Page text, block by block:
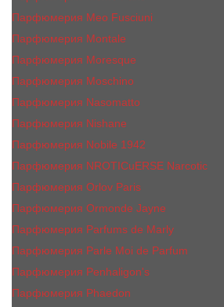
Парфюмерия Meo Fusciuni
Парфюмерия Montale
Парфюмерия Moresque
Парфюмерия Moschino
Парфюмерия Nasomatto
Парфюмерия Nishane
Парфюмерия Nobile 1942
Парфюмерия NROTICuERSE Narcotic
Парфюмерия Orlov Paris
Парфюмерия Ormonde Jayne
Парфюмерия Parfums de Marly
Парфюмерия Parle Moi de Parfum
Парфюмерия Penhaligon's
Парфюмерия Phaedon